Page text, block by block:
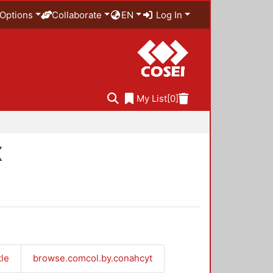
Collaborate EN Log In
My List[0]
browse.comcol.by.conahcyt